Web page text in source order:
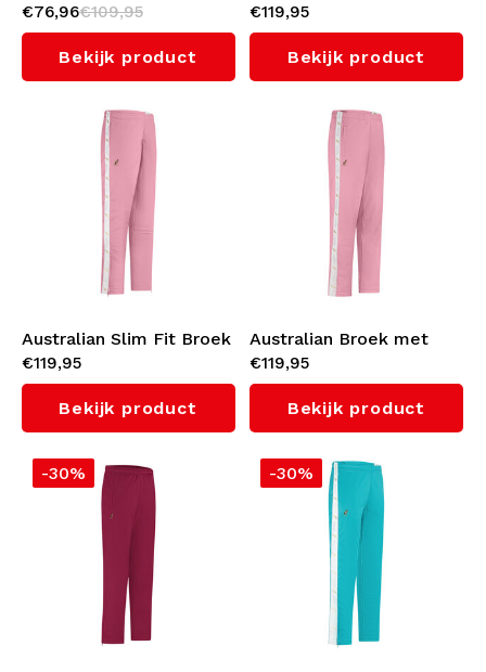
(Green Storm)
€76,96€109,95
Bekijk product
oranje bies 3.0 (Black)
€119,95
Bekijk product
Australian Slim Fit Broek
met witte bies 3.0
(Orchid Smoke)
€119,95
Bekijk product
Australian Broek met
witte bies 3.0 (Orchid
Smoke)
€119,95
Bekijk product
-30% -30%